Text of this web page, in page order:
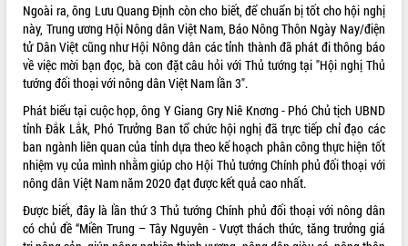
Ngoài ra, ông Lưu Quang Định còn cho biết, để chuẩn bị tốt cho hội nghị
này, Trung ương Hội Nông dân Việt Nam, Báo Nông Thôn Ngày Nay/điện
tử Dân Việt cũng như Hội Nông dân các tỉnh thành đã phát đi thông báo
về việc mời bạn đọc, bà con đặt câu hỏi với Thủ tướng tại "Hội nghị Thủ
tướng đối thoại với nông dân Việt Nam lần 3".
Phát biểu tại cuộc họp, ông Y Giang Gry Niê Knơng - Phó Chủ tịch UBND
tỉnh Đắk Lắk, Phó Trưởng Ban tổ chức hội nghị đã trực tiếp chỉ đạo các
ban ngành liên quan của tỉnh dựa theo kế hoạch phân công thực hiện tốt
nhiệm vụ của mình nhằm giúp cho Hội Thủ tướng Chính phủ đối thoại với
nông dân Việt Nam năm 2020 đạt được kết quả cao nhất.
Được biết, đây là lần thứ 3 Thủ tướng Chính phủ đối thoại với nông dân
có chủ đề “Miền Trung – Tây Nguyên - Vượt thách thức, tăng trưởng giá